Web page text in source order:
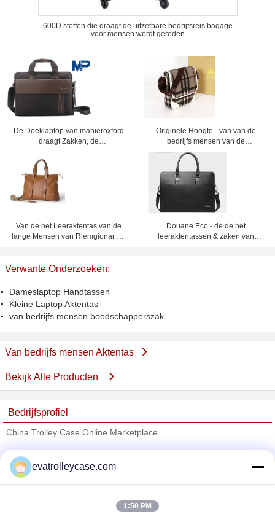
600D stoffen die draagt de uitzetbare bedrijfsreis bagage
voor mensen wordt gereden
De Doeklaptop van manieroxford
draagt Zakken, de
Bedrijfshandtasmensen
Originele Hoogte - van van de
bedrijfs mensen van de
kwaliteitsmanier de
aktentashandtassen handtassen
2014 hoogste verkopende mensen
voor mensen
Van de het Leeraktentas van de
lange Mensen van Riemgionar de
Douane Eco - de de het
leeraktentassen & zaken van
Verwante Onderzoeken:
Dameslaptop Handtassen
Kleine Laptop Aktentas
van bedrijfs mensen boodschapperszak
Van bedrijfs mensen Aktentas
Bekijk Alle Producten
Bedrijfsprofiel
China Trolley Case Online Marketplace
Trust Seal
Verified Suplier
evatrolleycase.com
1:50 PM